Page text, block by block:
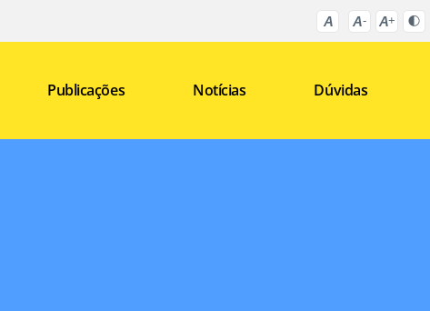
Publicações Notícias Dúvidas